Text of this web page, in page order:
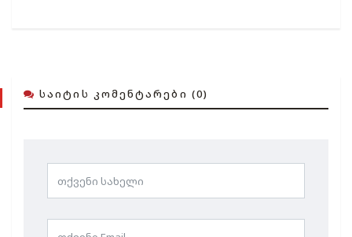
ᲡᲐᲘᲢᲘᲡ ᲙᲝᲛᲔᲜᲢᲐᲠᲔᲑᲘ (0)